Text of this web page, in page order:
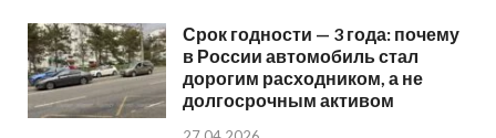
Срок годности — 3 года: почему
в России автомобиль стал
дорогим расходником, а не
долгосрочным активом